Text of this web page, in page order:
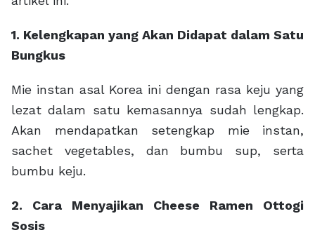
1. Kelengkapan yang Akan Didapat dalam Satu
Bungkus
Mie instan asal Korea ini dengan rasa keju yang
lezat dalam satu kemasannya sudah lengkap.
Akan mendapatkan setengkap mie instan,
sachet vegetables, dan bumbu sup, serta
bumbu keju.
2. Cara Menyajikan Cheese Ramen Ottogi
Sosis